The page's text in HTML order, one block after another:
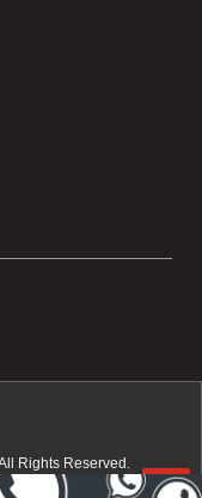
Rights Reserved.